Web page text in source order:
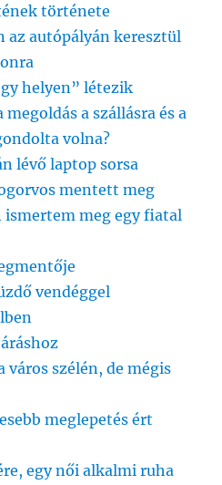
története
az autópályán keresztül
helyen” létezik
a szállásra és a
volna?
lévő laptop sorsa
mentett meg
ismertem meg egy fiatal
vendéggel
város szélén, de mégis
meglepetés ért
egy női alkalmi ruha